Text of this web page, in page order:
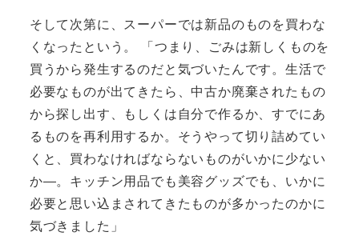
そして次第に、スーパーでは新品のものを買わな
くなったという。 「つまり、ごみは新しくものを
買うから発生するのだと気づいたんです。生活で
必要なものが出てきたら、中古か廃棄されたもの
から探し出す、もしくは自分で作るか、すでにあ
るものを再利用するか。そうやって切り詰めてい
くと、買わなければならないものがいかに少ない
か―。キッチン用品でも美容グッズでも、いかに
必要と思い込まされてきたものが多かったのかに
気づきました」